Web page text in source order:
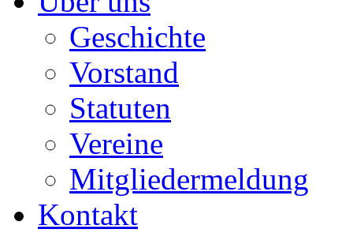
Geschichte
Vorstand
Statuten
Vereine
Mitgliedermeldung
Kontakt